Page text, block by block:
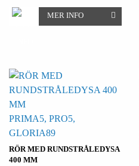
MER INFO
RÖR MED RUNDSTRÅLEDYSA
400 MM
PRIMA5, PRO5,
GLORIA89